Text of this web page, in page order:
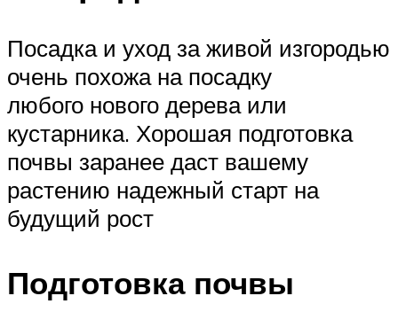
Посадка и уход за живой изгородью
очень похожа на посадку
любого нового дерева или
кустарника. Хорошая подготовка
почвы заранее даст вашему
растению надежный старт на
будущий рост
Подготовка почвы